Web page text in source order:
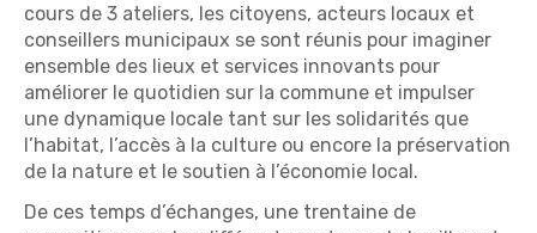
cours de 3 ateliers, les citoyens, acteurs locaux et
conseillers municipaux se sont réunis pour imaginer
ensemble des lieux et services innovants pour
améliorer le quotidien sur la commune et impulser
une dynamique locale tant sur les solidarités que
l’habitat, l’accès à la culture ou encore la préservation
de la nature et le soutien à l’économie local.
De ces temps d’échanges, une trentaine de